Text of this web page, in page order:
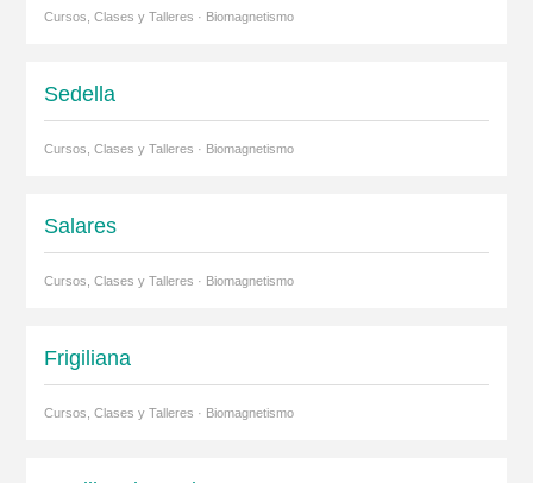
Cursos, Clases y Talleres · Biomagnetismo
Sedella
Cursos, Clases y Talleres · Biomagnetismo
Salares
Cursos, Clases y Talleres · Biomagnetismo
Frigiliana
Cursos, Clases y Talleres · Biomagnetismo